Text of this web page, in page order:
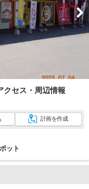
クセス・周辺情報
計画を作成
ット